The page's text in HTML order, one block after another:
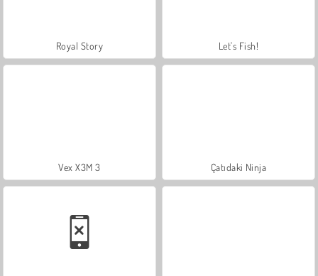
Royal Story Let's Fish!
Vex X3M 3 Çatıdaki Ninja